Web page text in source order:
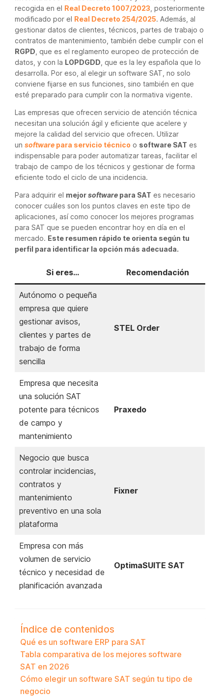
recogida en el Real Decreto 1007/2023 , posteriormente
modificado por el Real Decreto 254/2025. Además, al
gestionar datos de clientes, técnicos, partes de trabajo o
contratos de mantenimiento, también debe cumplir con el
RGPD , que es el reglamento europeo de protección de
datos, y con la LOPDGDD , que es la ley española que lo
desarrolla. Por eso, al elegir un software SAT, no solo
conviene fijarse en sus funciones, sino también en que
esté preparado para cumplir con la normativa vigente.
Las empresas que ofrecen servicio de atención técnica
necesitan una solución ágil y eficiente que acelere y
mejore la calidad del servicio que ofrecen. Utilizar
un software para servicio técnico o software SAT es
indispensable para poder automatizar tareas, facilitar el
trabajo de campo de los técnicos y gestionar de forma
eficiente todo el ciclo de una incidencia.
Para adquirir el mejorsoftware para SAT es necesario
conocer cuáles son los puntos claves en este tipo de
aplicaciones, así como conocer los mejores programas
para SAT que se pueden encontrar hoy en día en el
mercado. Este resumen rápido te orienta según tu
perfil para identificar la opción más adecuada.
Si eres… Recomendación
Autónomo o pequeña
empresa que quiere
gestionar avisos,
clientes y partes de
trabajo de forma
sencilla
STEL Order
Empresa que necesita
una solución SAT
potente para técnicos
de campo y
mantenimiento
Praxedo
Negocio que busca
controlar incidencias,
contratos y
mantenimiento
preventivo en una sola
plataforma
Fixner
Empresa con más
volumen de servicio
técnico y necesidad de
planificación avanzada
OptimaSUITE SAT
Índice de contenidos
Qué es un software ERP para SAT
Tabla comparativa de los mejores software
SAT en 2026
Cómo elegir un software SAT según tu tipo de
negocio